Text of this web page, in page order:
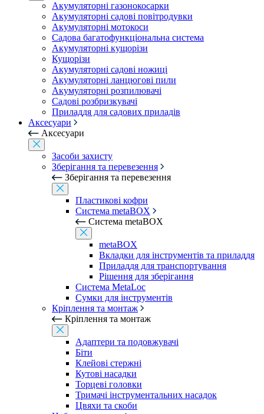
Акумуляторні газонокосарки
Акумуляторні садові повітродувки
Акумуляторні мотокоси
Садова багатофункціональна система
Акумуляторні кущорізи
Кущорізи
Акумуляторні садові ножиці
Акумуляторні ланцюгові пили
Акумуляторні розпилювачі
Садові розбризкувачі
Приладдя для садових приладів
Аксесуари
Аксесуари
Засоби захисту
Зберігання та перевезення
Зберігання та перевезення
Пластикові кофри
Система metaBOX
Система metaBOX
metaBOX
Вкладки для інструментів та приладдя
Приладдя для транспортування
Рішення для зберігання
Система MetaLoc
Сумки для інструментів
Кріплення та монтаж
Кріплення та монтаж
Адаптери та подовжувачі
Біти
Клейові стержні
Кутові насадки
Торцеві головки
Тримачі інструментальних насадок
Цвяхи та скоби